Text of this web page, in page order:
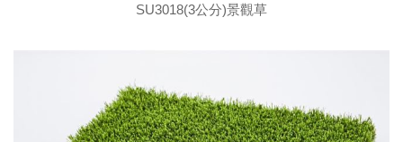
SU3018(3公分)景觀草